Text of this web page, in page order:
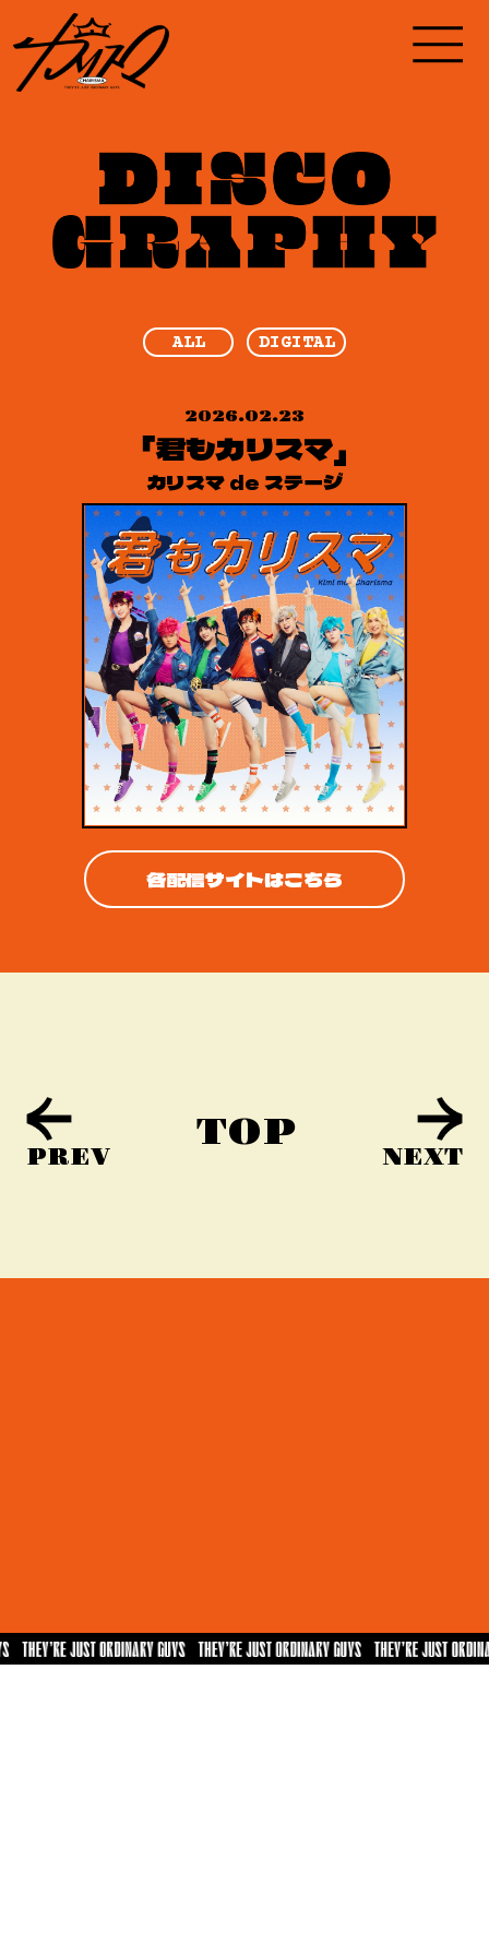
ALL DIGITAL
2026.02.23
「君もカリスマ」
カリスマ de ステージ
各配信サイトはこちら
PREV
TOP
NEXT